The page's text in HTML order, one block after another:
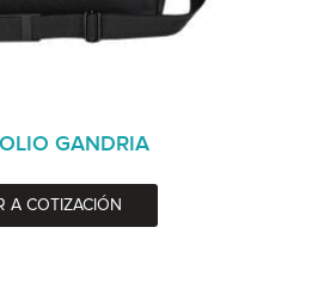
GANDRIA
A COTIZACIÓN